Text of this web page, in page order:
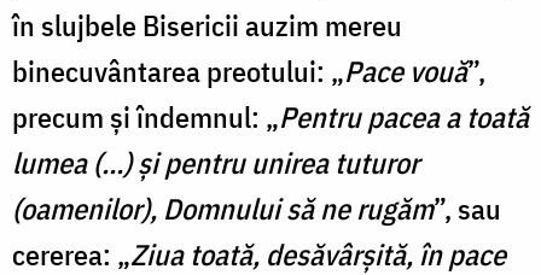
în slujbele Bisericii auzim mereu
binecuvântarea preotului: „Pace vouă”,
precum și îndemnul: „Pentru pacea a toată
lumea (…) și pentru unirea tuturor
(oamenilor), Domnului să ne rugăm”, sau
cererea: „Ziua toată, desăvârșită, în pace